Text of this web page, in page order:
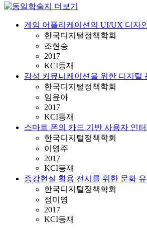
게임 어플리케이션의 UI/UX 디자
한국디지털정책학회
조현승
2017
KCI등재
감성 커뮤니케이션을 위한 디지털
한국디지털정책학회
임윤아
2017
KCI등재
스마트 폰의 카드 기반 사용자 인
한국디지털정책학회
이영주
2017
KCI등재
증강현실 활용 전시를 위한 문화
한국디지털정책학회
정미영
2017
KCI등재